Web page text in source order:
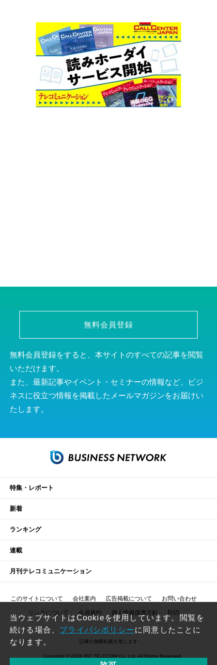
無料会員登録
無料会員登録をすると、本サイトのすべての記事を閲覧
いただけます。
また、最新記事やイベント・セミナーの情報など、ビジ
ネスに役立つ情報を掲載したメールマガジンをお届けい
たします。
特集・レポート
新着
ランキング
連載
月刊テレコミュニケーション
このサイトについて 会社案内 広告掲載について お問い合わせ
リンクについて 会員規約 個人情報保護方針 RSS
記事の無断転載を禁じます
Copyright © 2026 RIC TELECOM Co.,Ltd. All Rights Reserved.
当ウェブサイトはCookieを使用しています。閲覧を
続ける場合、 プライバシポリシーに同意したことに
なります。